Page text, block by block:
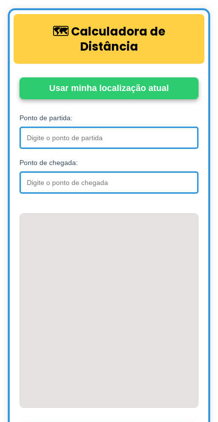
🗺️ Calculadora de
Distância
Usar minha localização atual
Ponto de partida:
Ponto de chegada: